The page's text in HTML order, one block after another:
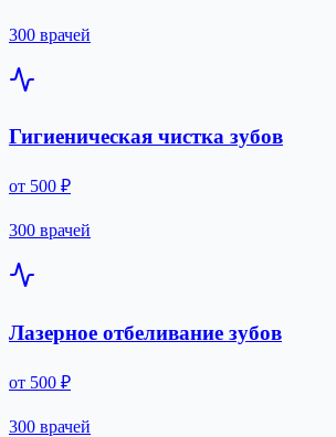
300 врачей
Гигиеническая чистка зубов
от 500 ₽
300 врачей
Лазерное отбеливание зубов
от 500 ₽
300 врачей